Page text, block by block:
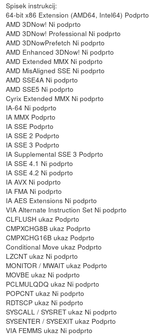
Spisek instrukcij:
64-bit x86 Extension (AMD64, Intel64) Podprto
AMD 3DNow! Ni podprto
AMD 3DNow! Professional Ni podprto
AMD 3DNowPrefetch Ni podprto
AMD Enhanced 3DNow! Ni podprto
AMD Extended MMX Ni podprto
AMD MisAligned SSE Ni podprto
AMD SSE4A Ni podprto
AMD SSE5 Ni podprto
Cyrix Extended MMX Ni podprto
IA-64 Ni podprto
IA MMX Podprto
IA SSE Podprto
IA SSE 2 Podprto
IA SSE 3 Podprto
IA Supplemental SSE 3 Podprto
IA SSE 4.1 Ni podprto
IA SSE 4.2 Ni podprto
IA AVX Ni podprto
IA FMA Ni podprto
IA AES Extensions Ni podprto
VIA Alternate Instruction Set Ni podprto
CLFLUSH ukaz Podprto
CMPXCHG8B ukaz Podprto
CMPXCHG16B ukaz Podprto
Conditional Move ukaz Podprto
LZCNT ukaz Ni podprto
MONITOR / MWAIT ukaz Podprto
MOVBE ukaz Ni podprto
PCLMULQDQ ukaz Ni podprto
POPCNT ukaz Ni podprto
RDTSCP ukaz Ni podprto
SYSCALL / SYSRET ukaz Ni podprto
SYSENTER / SYSEXIT ukaz Podprto
VIA FEMMS ukaz Ni podprto